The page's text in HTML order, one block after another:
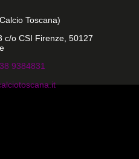
Toscana)
c/o CSI Firenze, 50127
9384831